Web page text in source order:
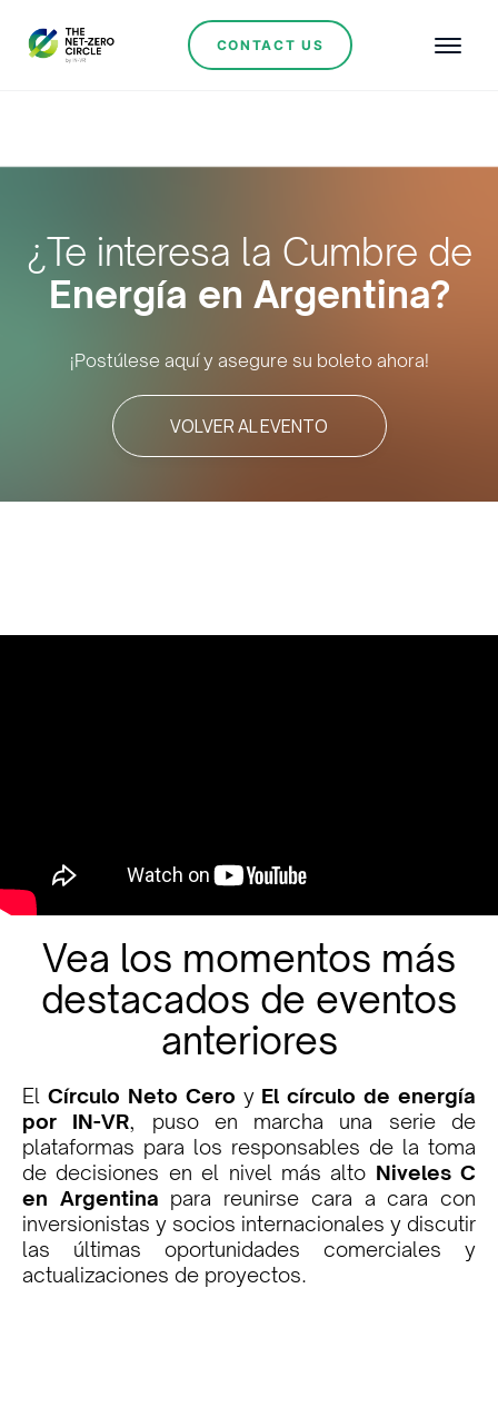
CONTACT US
¿Te interesa la Cumbre de
Energía en Argentina?
¡Postúlese aquí y asegure su boleto ahora!
VOLVER AL EVENTO
Vea los momentos más
destacados de eventos
anteriores
El Círculo Neto Cero y El círculo de energía
por IN-VR, puso en marcha una serie de
plataformas para los responsables de la toma
de decisiones en el nivel más alto Niveles C
en Argentina para reunirse cara a cara con
inversionistas y socios internacionales y discutir
las últimas oportunidades comerciales y
actualizaciones de proyectos.